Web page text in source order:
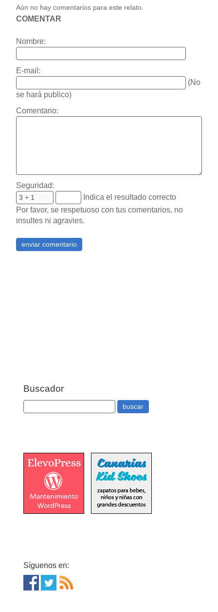
Aún no hay comentarios para este relato.
COMENTAR
Nombre:
E-mail:
(No
se hará publico)
Comentario:
Seguridad:
Indica el resultado correcto
Por favor, se respetuoso con tus comentarios, no
insultes ni agravies.
Buscador
Síguenos en: